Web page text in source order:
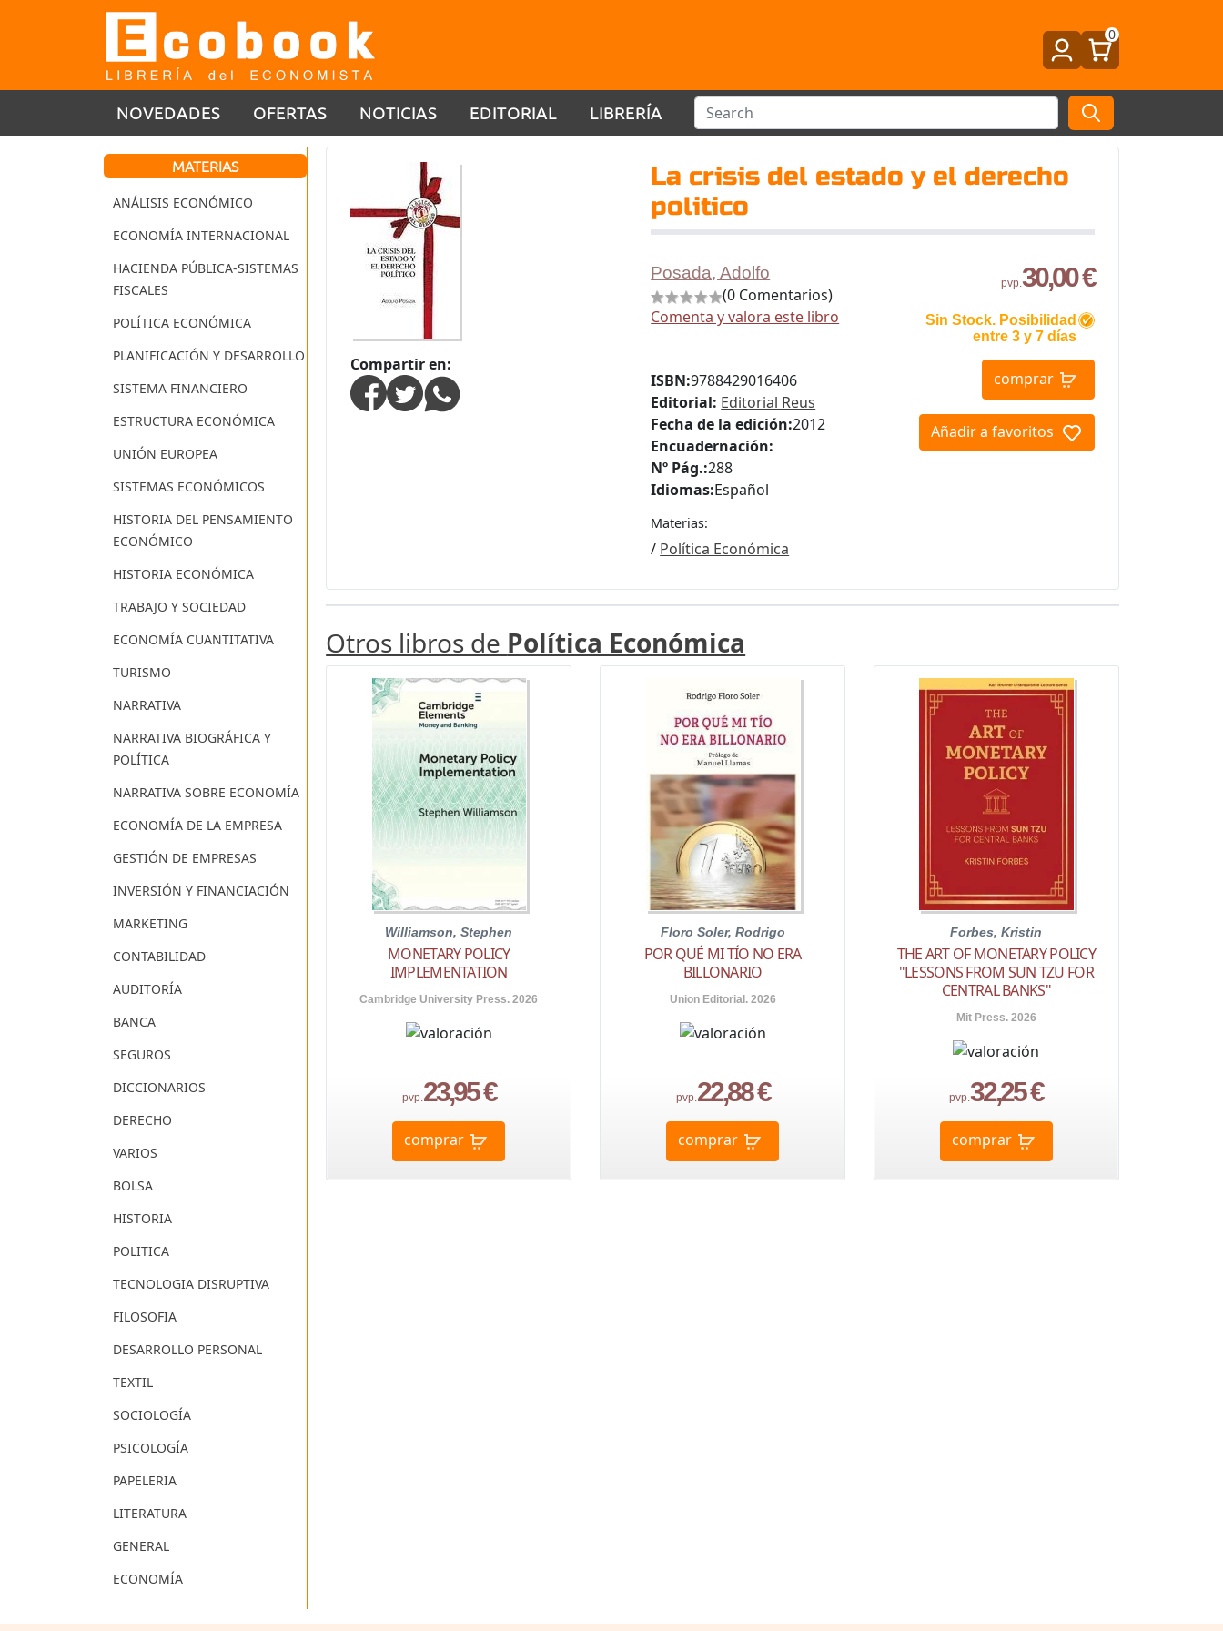
0
NOVEDADES OFERTAS NOTICIAS EDITORIAL LIBRERÍA
MATERIAS
ANÁLISIS ECONÓMICO
ECONOMÍA INTERNACIONAL
HACIENDA PÚBLICA-SISTEMAS
FISCALES
POLÍTICA ECONÓMICA
PLANIFICACIÓN Y DESARROLLO
SISTEMA FINANCIERO
ESTRUCTURA ECONÓMICA
UNIÓN EUROPEA
SISTEMAS ECONÓMICOS
HISTORIA DEL PENSAMIENTO
ECONÓMICO
HISTORIA ECONÓMICA
TRABAJO Y SOCIEDAD
ECONOMÍA CUANTITATIVA
TURISMO
NARRATIVA
NARRATIVA BIOGRÁFICA Y
POLÍTICA
NARRATIVA SOBRE ECONOMÍA
ECONOMÍA DE LA EMPRESA
GESTIÓN DE EMPRESAS
INVERSIÓN Y FINANCIACIÓN
MARKETING
CONTABILIDAD
AUDITORÍA
BANCA
SEGUROS
DICCIONARIOS
DERECHO
VARIOS
BOLSA
HISTORIA
POLITICA
TECNOLOGIA DISRUPTIVA
FILOSOFIA
DESARROLLO PERSONAL
TEXTIL
SOCIOLOGÍA
PSICOLOGÍA
PAPELERIA
LITERATURA
GENERAL
ECONOMÍA
La crisis del estado y el derecho
politico
Compartir en:
Posada, Adolfo
(0 Comentarios)
Comenta y valora este libro
pvp.30,00 €
Sin Stock. Posibilidad
entre 3 y 7 días
comprar
Añadir a favoritos
ISBN:9788429016406
Editorial: Editorial Reus
Fecha de la edición:2012
Encuadernación:
Nº Pág.:288
Idiomas:Español
Materias:
/ Política Económica
Otros libros de Política Económica
Williamson, Stephen
MONETARY POLICY
IMPLEMENTATION
Cambridge University Press. 2026
pvp.23,95 €
comprar
Floro Soler, Rodrigo
POR QUÉ MI TÍO NO ERA
BILLONARIO
Union Editorial. 2026
pvp.22,88 €
comprar
Forbes, Kristin
THE ART OF MONETARY POLICY
"LESSONS FROM SUN TZU FOR
CENTRAL BANKS"
Mit Press. 2026
pvp.32,25 €
comprar